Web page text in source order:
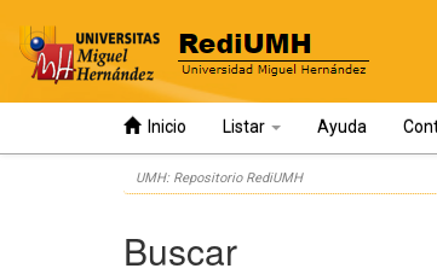
Inicio Listar Ayuda
UMH: Repositorio RediUMH
Buscar